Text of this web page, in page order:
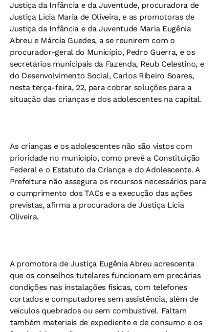
Justiça da Infância e da Juventude, procuradora de
Justiça Lícia Maria de Oliveira, e as promotoras de
Justiça da Infância e da Juventude Maria Eugênia
Abreu e Márcia Guedes, a se reunirem com o
procurador-geral do Município, Pedro Guerra, e os
secretários municipais da Fazenda, Reub Celestino, e
do Desenvolvimento Social, Carlos Ribeiro Soares,
nesta terça-feira, 22, para cobrar soluções para a
situação das crianças e dos adolescentes na capital.
As crianças e os adolescentes não são vistos com
prioridade no município, como prevê a Constituição
Federal e o Estatuto da Criança e do Adolescente. A
Prefeitura não assegura os recursos necessários para
o cumprimento dos TACs e a execução das ações
previstas, afirma a procuradora de Justiça Lícia
Oliveira.
A promotora de Justiça Eugênia Abreu acrescenta
que os conselhos tutelares funcionam em precárias
condições nas instalações físicas, com telefones
cortados e computadores sem assistência, além de
veículos quebrados ou sem combustível. Faltam
também materiais de expediente e de consumo e os